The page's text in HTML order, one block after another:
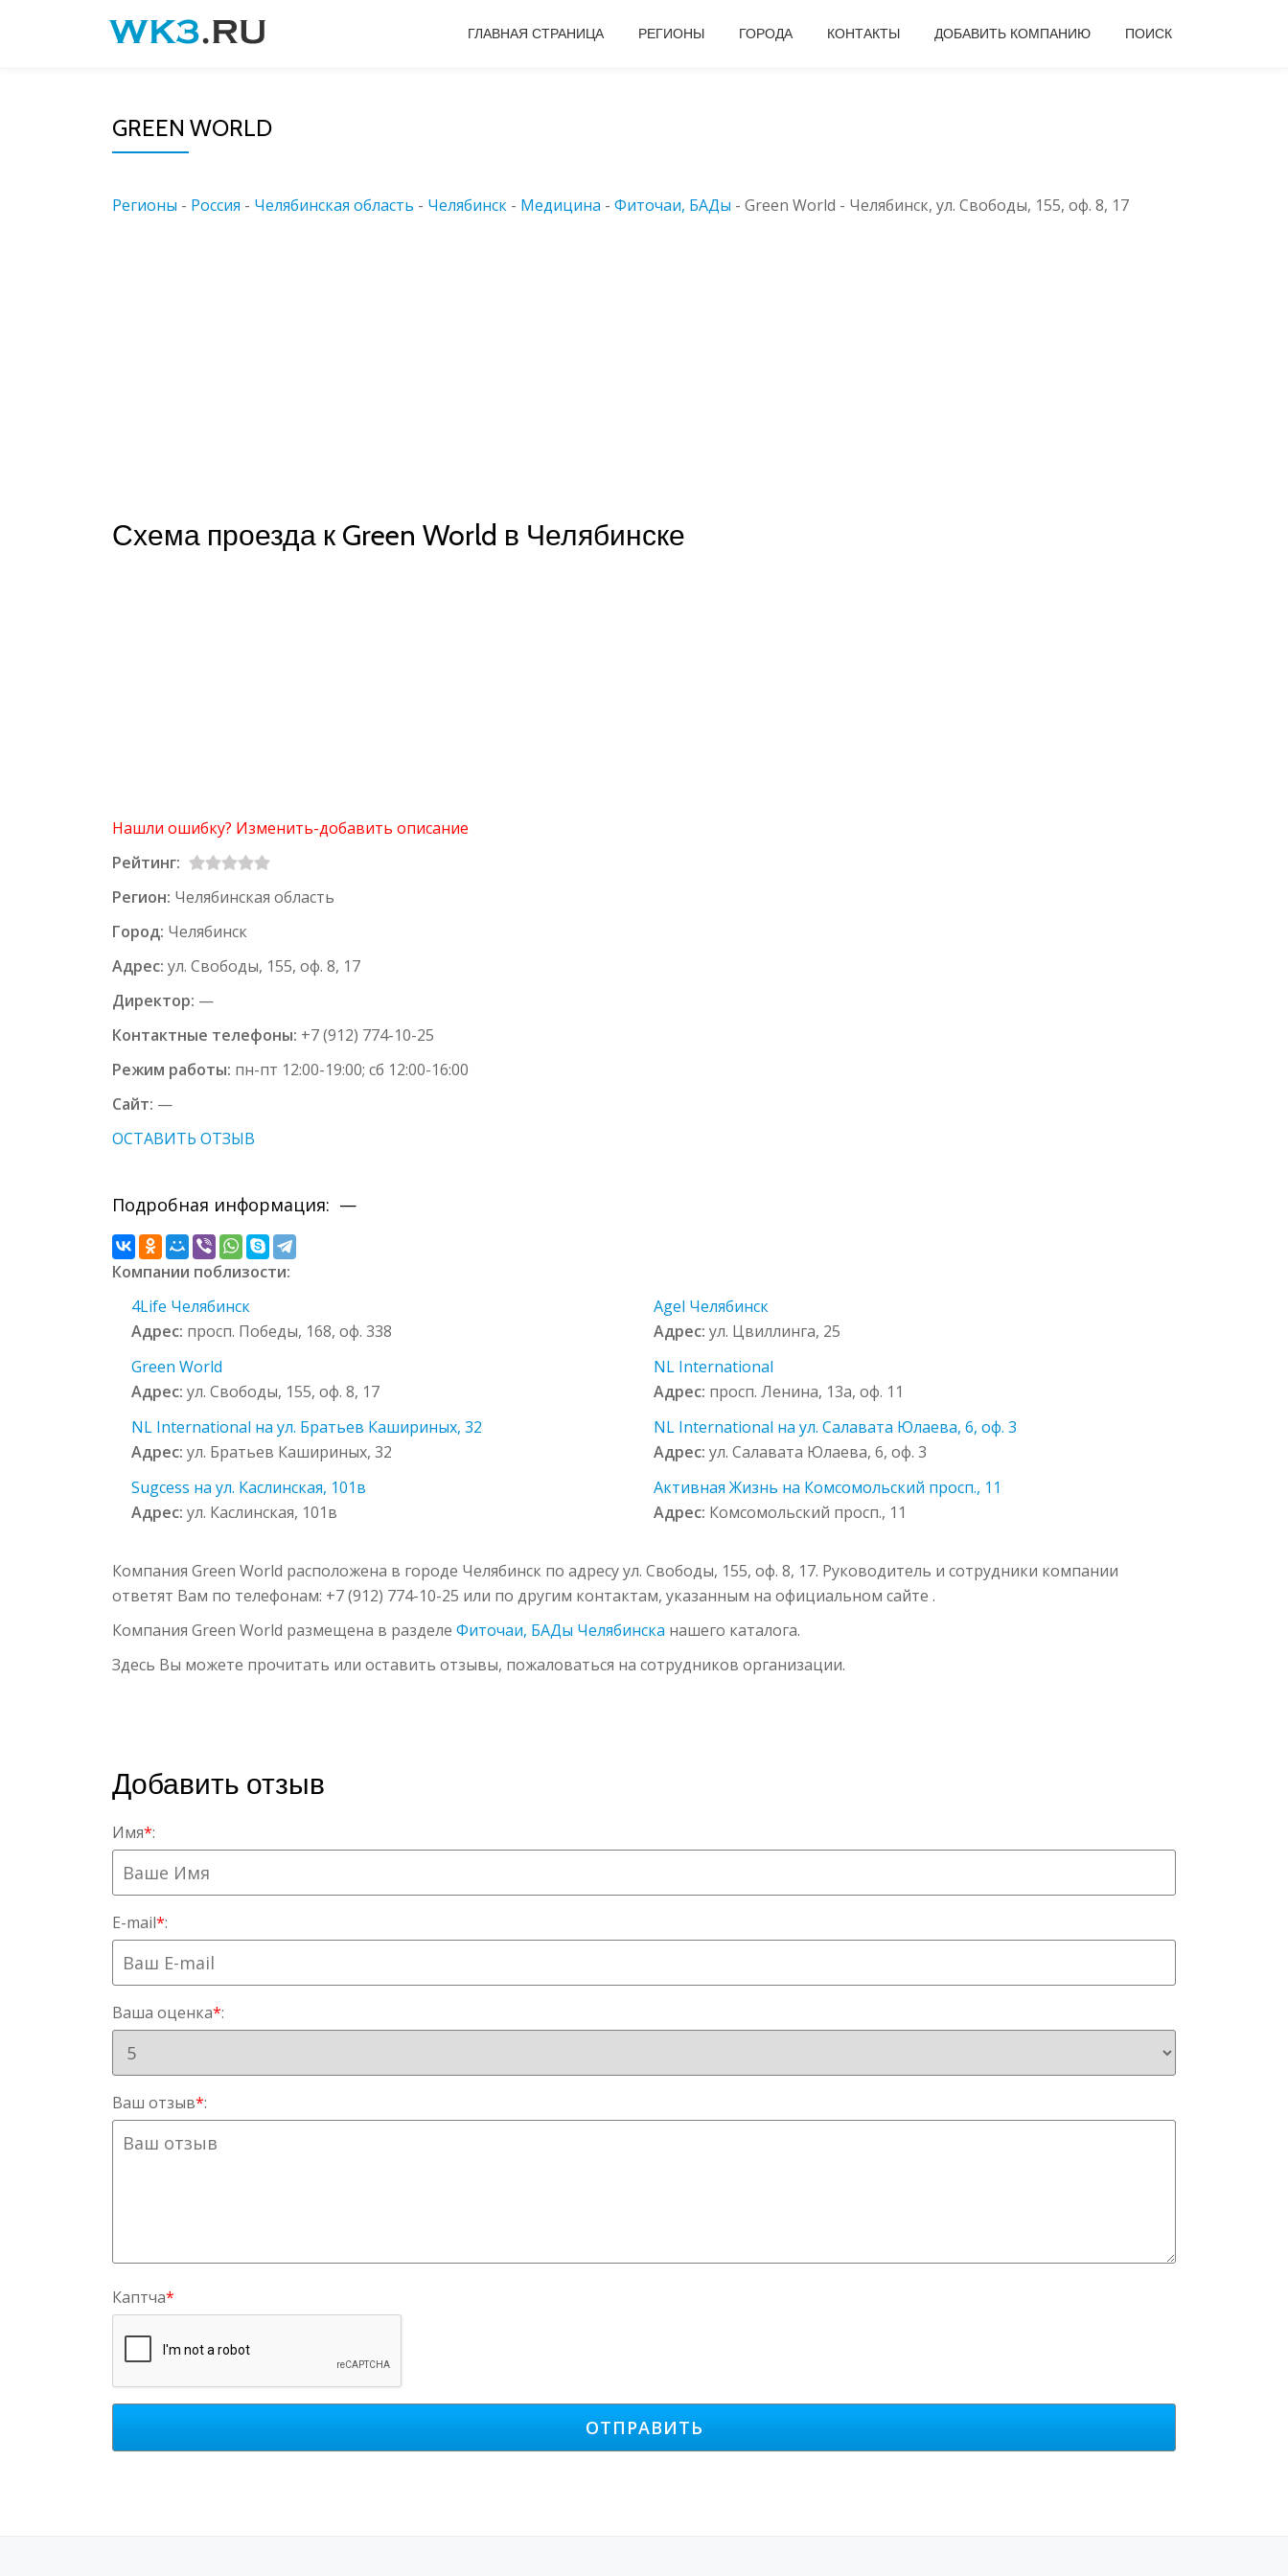
ГЛАВНАЯ СТРАНИЦА РЕГИОНЫ ГОРОДА КОНТАКТЫ ДОБАВИТЬ КОМПАНИЮ ПОИСК
GREEN WORLD
Регионы - Россия - Челябинская область - Челябинск - Медицина - Фиточаи, БАДы - Green World - Челябинск, ул. Свободы, 155, оф. 8, 17
Схема проезда к Green World в Челябинске
Нашли ошибку? Изменить-добавить описание
Рейтинг:
Регион: Челябинская область
Город: Челябинск
Адрес: ул. Свободы, 155, оф. 8, 17
Директор: —
Контактные телефоны: +7 (912) 774-10-25
Режим работы: пн-пт 12:00-19:00; сб 12:00-16:00
Сайт: —
ОСТАВИТЬ ОТЗЫВ
Подробная информация: —
Компании поблизости:
4Life Челябинск
Адрес: просп. Победы, 168, оф. 338
Agel Челябинск
Адрес: ул. Цвиллинга, 25
Green World
Адрес: ул. Свободы, 155, оф. 8, 17
NL International
Адрес: просп. Ленина, 13а, оф. 11
NL International на ул. Братьев Кашириных, 32
Адрес: ул. Братьев Кашириных, 32
NL International на ул. Салавата Юлаева, 6, оф. 3
Адрес: ул. Салавата Юлаева, 6, оф. 3
Sugcess на ул. Каслинская, 101в
Адрес: ул. Каслинская, 101в
Активная Жизнь на Комсомольский просп., 11
Адрес: Комсомольский просп., 11
Компания Green World расположена в городе Челябинск по адресу ул. Свободы, 155, оф. 8, 17. Руководитель и сотрудники компании
ответят Вам по телефонам: +7 (912) 774-10-25 или по другим контактам, указанным на официальном сайте .
Компания Green World размещена в разделе Фиточаи, БАДы Челябинска нашего каталога.
Здесь Вы можете прочитать или оставить отзывы, пожаловаться на сотрудников организации.
Добавить отзыв
Имя*:
E-mail*:
Ваша оценка*:
Ваш отзыв*:
Каптча*